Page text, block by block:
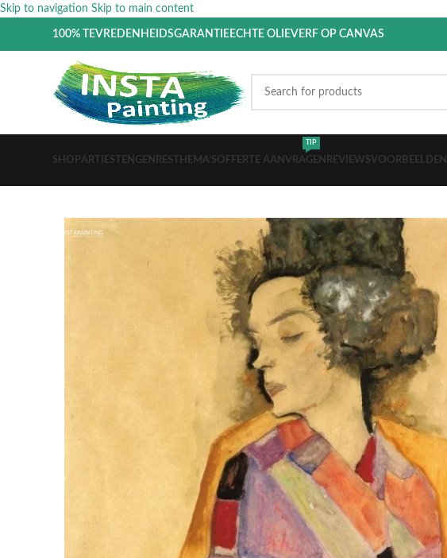
Skip to navigation Skip to main content
100% TEVREDENHEIDSGARANTIEECHTE OLIEVERF OP CANVAS
SHOPARTIESTEN GENRES THEMA’SOFFERTE AANVRAGEN
TIP
REVIEWSVOORBEELDEN